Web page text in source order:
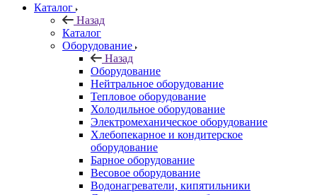
Каталог
Назад
Каталог
Оборудование
Назад
Оборудование
Нейтральное оборудование
Тепловое оборудование
Холодильное оборудование
Электромеханическое оборудование
Хлебопекарное и кондитерское
оборудование
Барное оборудование
Весовое оборудование
Водонагреватели, кипятильники